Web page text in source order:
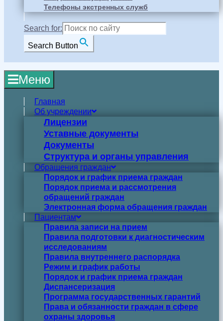
Телефоны экстренных служб
Search for:
Search Button
Меню
Главная
Об учреждении
Лицензии
Уставные документы
Документы
Структура и органы управления
Обращения граждан
Порядок и график приема граждан
Порядок приема и рассмотрения
обращений граждан
Электронная форма обращения граждан
Пациентам
Правила записи на прием
Правила подготовки к диагностическим
исследованиям
Правила внутреннего распорядка
Режим и график работы
Порядок и график приема граждан
Диспансеризация
Программа государственных гарантий
Права и обязанности граждан в сфере
охраны здоровья